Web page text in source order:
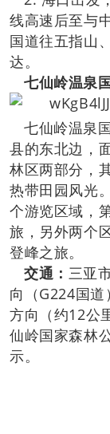
线高速后至与
国道往五指山
达。
七仙岭温泉
七仙岭温泉
县的东北边，
林区两部分，
热带田园风光
个游览区域，
旅，另外两个
登峰之旅。
交通： 三亚
向（G224国
方向（约12公
仙岭国家森林
示。